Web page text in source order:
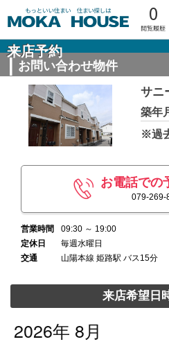
0
来店予約
お問い合わせ物件
サニ
築年
※過
お電話での
079-269-
営業時間
09:30 ～ 19:00
定休日
毎週水曜日
交通
山陽本線 姫路駅 バス15分
来店希望日
2026年 8月